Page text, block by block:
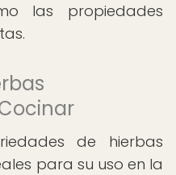
las propiedades
de hierbas
para su uso en la